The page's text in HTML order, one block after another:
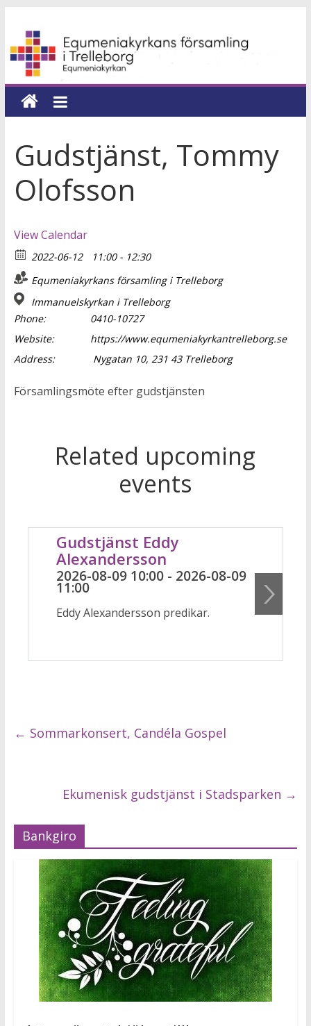
innehåll
Equmeniakyrkans
församling
i
Trelleborg
kyrka
livet
Gudstjänst, Tommy
Olofsson
View Calendar
2022-06-12
11:00 - 12:30
Equmeniakyrkans församling i Trelleborg
Immanuelskyrkan i Trelleborg
Phone:
0410-10727
Website:
https://www.equmeniakyrkantrelleborg.se
Address:
Nygatan 10, 231 43 Trelleborg
Församlingsmöte efter gudstjänsten
Related upcoming
events
Gudstjänst Eddy
Alexandersson
2026-08-09 10:00 - 2026-08-09
11:00
Eddy Alexandersson predikar.
← Sommarkonsert, Candéla Gospel
Ekumenisk gudstjänst i Stadsparken →
Bankgiro